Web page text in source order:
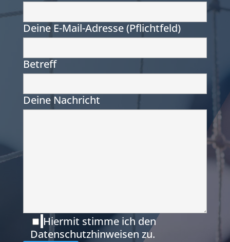
Deine E-Mail-Adresse (Pflichtfeld)
Betreff
Deine Nachricht
Hiermit stimme ich den
Datenschutzhinweisen zu.